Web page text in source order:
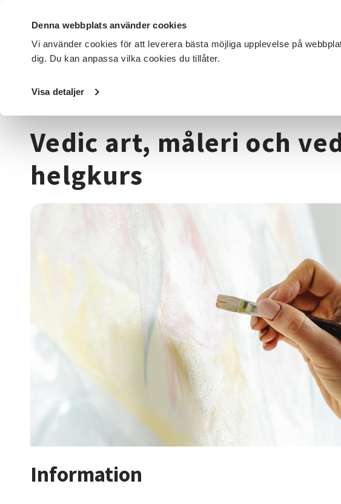
Denna webbplats använder cookies
Vi använder cookies för att leverera bästa möjliga upplevelse på
dig. Du kan anpassa vilka cookies du tillåter.
Visa detaljer
DET HÄR GÖR VI FÖR DIG SOM SÖK KURSER OCH EVENEMANG
Startsida / Kurser och evenemang
Vedic art, måleri och
helgkurs
Information